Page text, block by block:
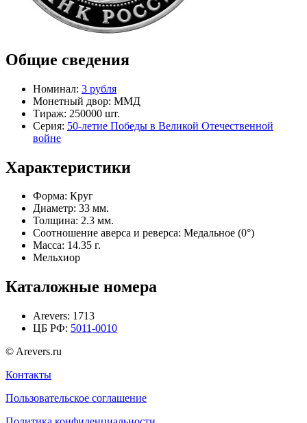
Общие сведения
Номинал: 3 рубля
Монетный двор: ММД
Тираж: 250000 шт.
Серия: 50-летие Победы в Великой Отечественной
войне
Характеристики
Форма: Круг
Диаметр: 33 мм.
Толщина: 2.3 мм.
Соотношение аверса и реверса: Медальное (0°)
Масса: 14.35 г.
Мельхиор
Каталожные номера
Arevers: 1713
ЦБ РФ: 5011-0010
© Arevers.ru
Контакты
Пользовательское соглашение